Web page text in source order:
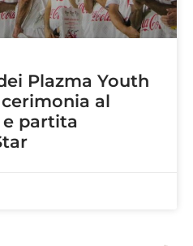
Plazma Youth
al
e partita